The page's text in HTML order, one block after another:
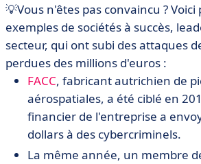
💡Vous n'êtes pas convaincu ?
exemples de sociétés à succès,
secteur, qui ont subi des attaques
perdues des millions d'euros :
FACC, fabricant autrichien de
aérospatiales, a été ciblé en
financier de l'entreprise a
dollars à des cybercriminels.
La même année, un membre